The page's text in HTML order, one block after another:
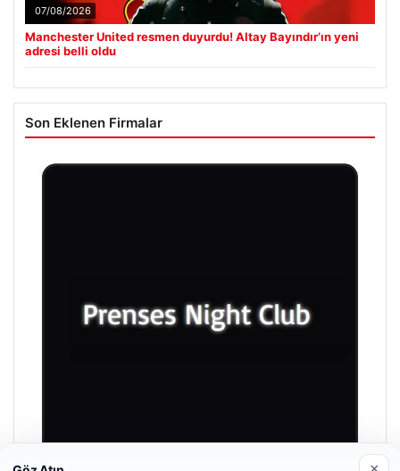
07/08/2026
Manchester United resmen duyurdu! Altay Bayındır’ın yeni
adresi belli oldu
Son Eklenen Firmalar